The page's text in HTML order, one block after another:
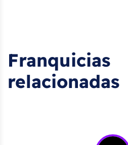
Franquicias
relacionadas